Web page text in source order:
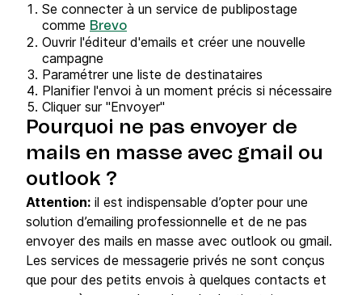
Se connecter à un service de publipostage
comme Brevo
Ouvrir l'éditeur d'emails et créer une nouvelle
campagne
Paramétrer une liste de destinataires
Planifier l'envoi à un moment précis si nécessaire
Cliquer sur "Envoyer"
Pourquoi ne pas envoyer de
mails en masse avec gmail ou
outlook ?
Attention: il est indispensable d’opter pour une
solution d’emailing professionnelle et de ne pas
envoyer des mails en masse avec outlook ou gmail.
Les services de messagerie privés ne sont conçus
que pour des petits envois à quelques contacts et